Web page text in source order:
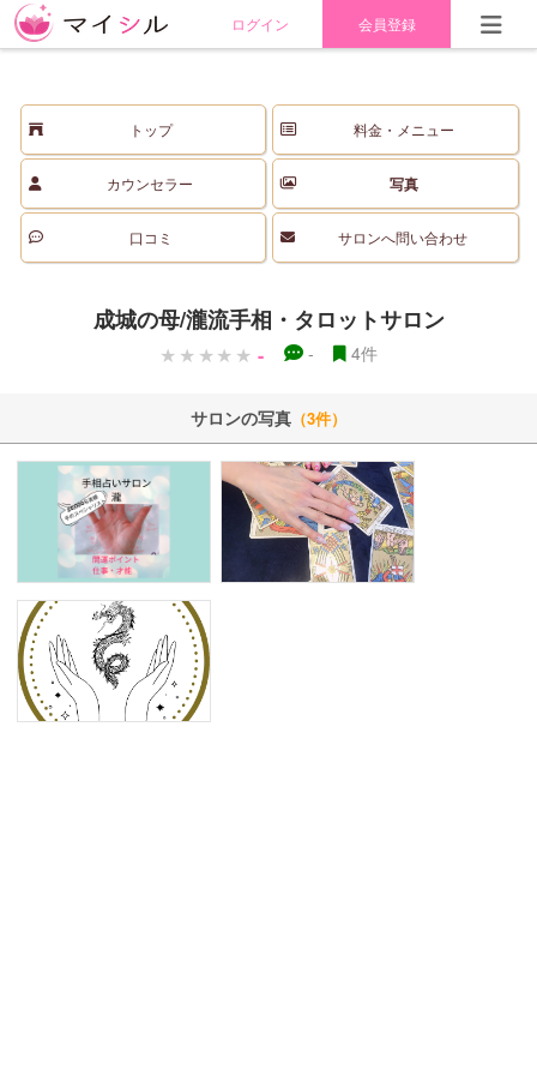
ログイン 会員登録
トップ 料金・メニュー
カウンセラー 写真
口コミ サロンへ問い合わせ
成城の母/瀧流手相・タロットサロン
- - 4件
サロンの写真 （3件）